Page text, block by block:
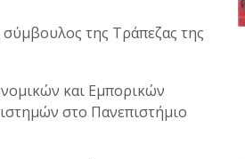
της Τράπεζας της
και Εμπορικών
στο Πανεπιστήμιο